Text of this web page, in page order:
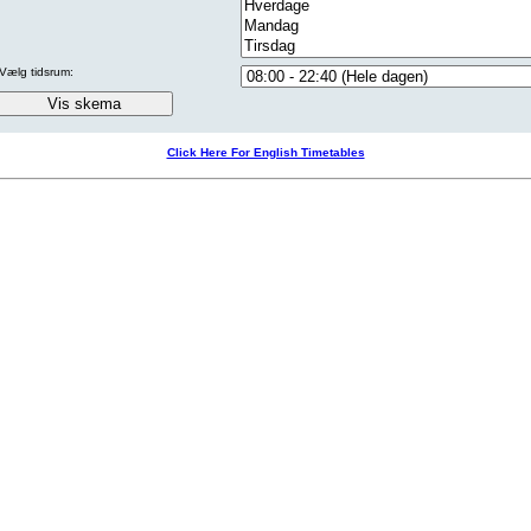
Vælg tidsrum:
Click Here For English Timetables